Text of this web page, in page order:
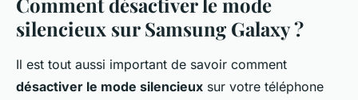
silencieux sur Samsung Galaxy ?
Il est tout aussi important de savoir comment
désactiver le mode silencieux sur votre téléphone